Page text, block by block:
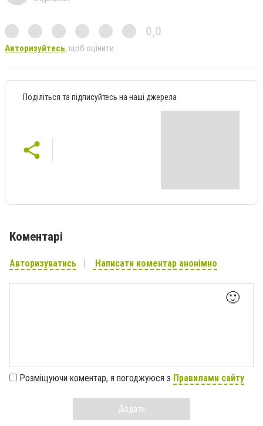
0,0
Авторизуйтесь, щоб оцінити
Поділіться та підписуйтесь на наші джерела
Коментарі
Авторизуватись Написати коментар анонімно
🙂
Розміщуючи коментар, я погоджуюся з Правилами сайту
Додати